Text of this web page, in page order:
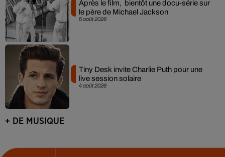
5 août 2026
Après le film, bientôt une docu-série sur
le père de Michael Jackson
4 août 2026
Tiny Desk invite Charlie Puth pour une
live session solaire
+ DE MUSIQUE